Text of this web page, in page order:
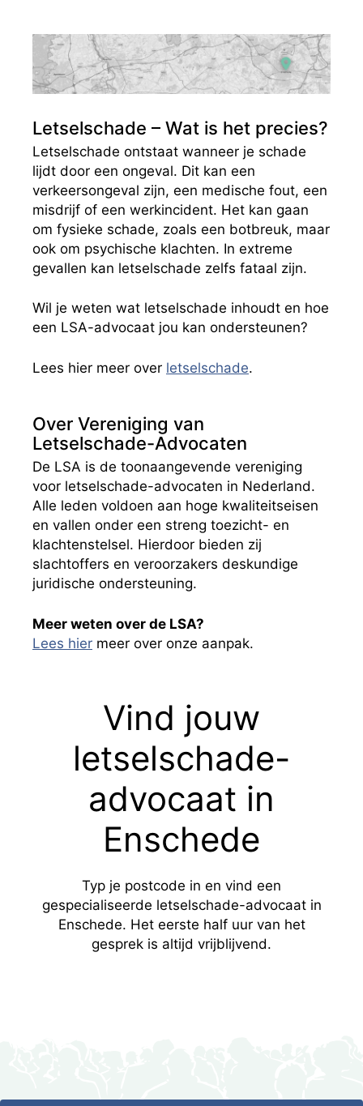
Letselschade – Wat is het precies?
Letselschade ontstaat wanneer je schade
lijdt door een ongeval. Dit kan een
verkeersongeval zijn, een medische fout, een
misdrijf of een werkincident. Het kan gaan
om fysieke schade, zoals een botbreuk, maar
ook om psychische klachten. In extreme
gevallen kan letselschade zelfs fataal zijn.
Wil je weten wat letselschade inhoudt en hoe
een LSA-advocaat jou kan ondersteunen?
Lees hier meer over letselschade.
Over Vereniging van
Letselschade-Advocaten
De LSA is de toonaangevende vereniging
voor letselschade-advocaten in Nederland.
Alle leden voldoen aan hoge kwaliteitseisen
en vallen onder een streng toezicht- en
klachtenstelsel. Hierdoor bieden zij
slachtoffers en veroorzakers deskundige
juridische ondersteuning.
Meer weten over de LSA?
Lees hier meer over onze aanpak.
Vind jouw
letselschade-
advocaat in
Enschede
Typ je postcode in en vind een
gespecialiseerde letselschade-advocaat in
Enschede. Het eerste half uur van het
gesprek is altijd vrijblijvend.